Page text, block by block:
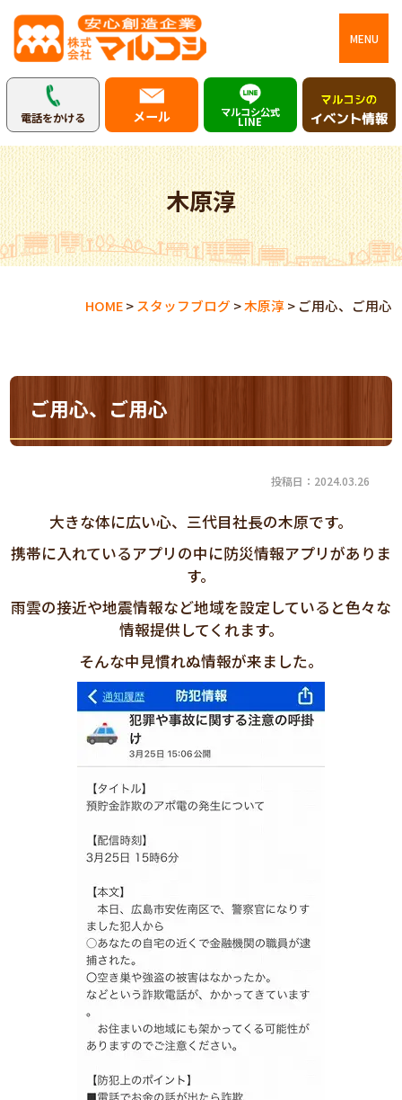
MENU
電話をかける メール マルコシ公式
LINE
木原淳
HOME> スタッフブログ >木原淳> ご用心、ご用心
ご用心、ご用心
投稿日：2024.03.26
大きな体に広い心、三代目社長の木原です。
携帯に入れているアプリの中に防災情報アプリがありま
す。
雨雲の接近や地震情報など地域を設定していると色々な
情報提供してくれます。
そんな中見慣れぬ情報が来ました。